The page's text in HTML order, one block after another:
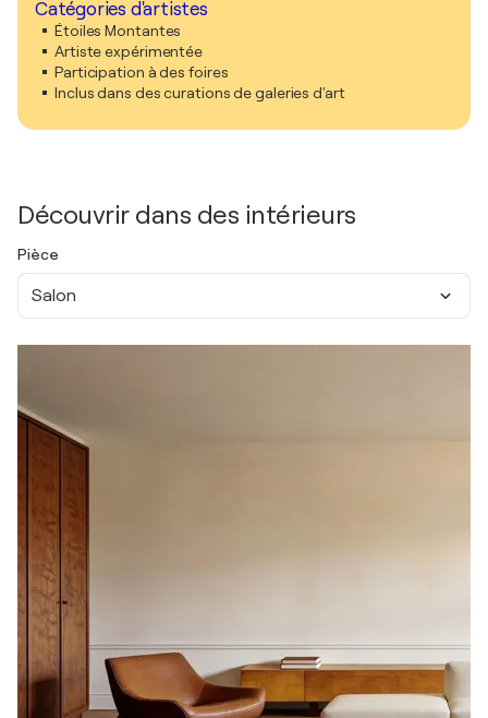
Catégories d'artistes
Étoiles Montantes
Artiste expérimentée
Participation à des foires
Inclus dans des curations de galeries d'art
Découvrir dans des intérieurs
Pièce
Salon